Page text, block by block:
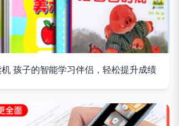
孩子的智能学习伴侣，轻松提升成绩